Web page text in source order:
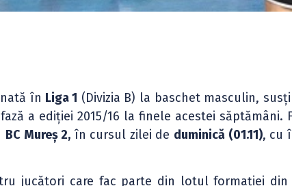
în Liga 1 (Divizia B) la baschet masculin,
a ediției 2015/16 la finele acestei săptămâni.
BC Mureș 2, în cursul zilei de duminică (01.11), cu
jucători care fac parte din lotul formației din